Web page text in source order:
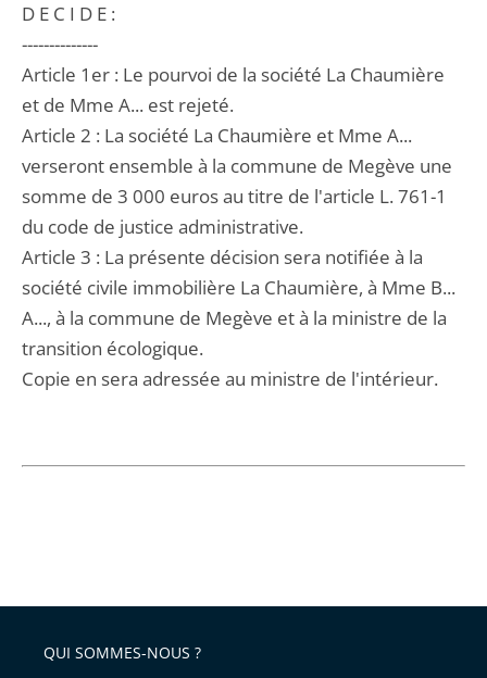
D E C I D E :
--------------
Article 1er : Le pourvoi de la société La Chaumière
et de Mme A... est rejeté.
Article 2 : La société La Chaumière et Mme A...
verseront ensemble à la commune de Megève une
somme de 3 000 euros au titre de l'article L. 761-1
du code de justice administrative.
Article 3 : La présente décision sera notifiée à la
société civile immobilière La Chaumière, à Mme B...
A..., à la commune de Megève et à la ministre de la
transition écologique.
Copie en sera adressée au ministre de l'intérieur.
QUI SOMMES-NOUS ?